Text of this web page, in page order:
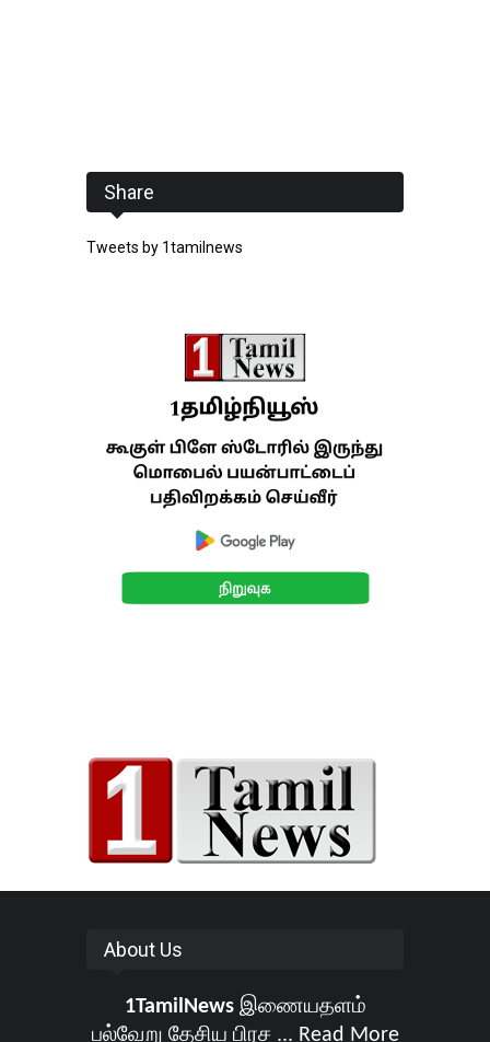
Share
Tweets by 1tamilnews
About Us
1TamilNewsஇணையதளம்
பல்வேறு தேசிய பிரச ... Read More